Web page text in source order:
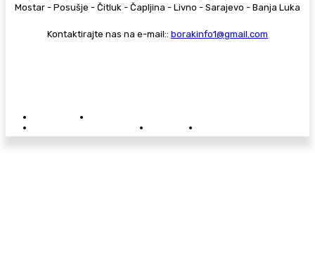
Mostar - Posušje - Čitluk - Čapljina - Livno - Sarajevo - Banja Luka
Kontaktirajte nas na e-mail:: borakinfo1@gmail.com